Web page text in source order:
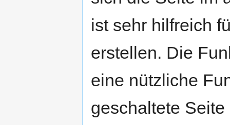
ist sehr hilfreich
erstellen. Die
eine nützliche
geschaltete